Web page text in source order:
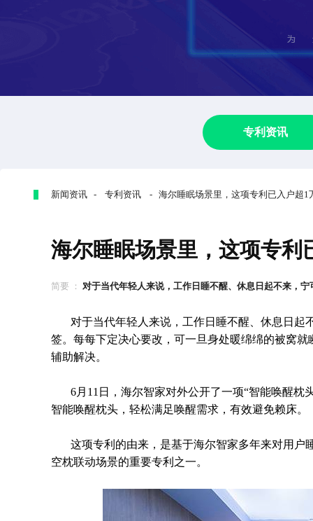
专利资讯
新闻资讯 - 专利资讯 - 海尔睡眠场景里，这项专利已入户超1
海尔睡眠场景里，这项专利
简要 ： 对于当代年轻人来说，工作日睡不醒、休息日起不来，宁
对于当代年轻人来说，工作日睡不醒、休息日起
签。每每下定决心要改，可一旦身处暖绵绵的被窝
辅助解决。
6月11日，海尔智家对外公开了一项“智能唤醒
智能唤醒枕头，轻松满足唤醒需求，有效避免赖床。
这项专利的由来，是基于海尔智家多年来对用户
空枕联动场景的重要专利之一。